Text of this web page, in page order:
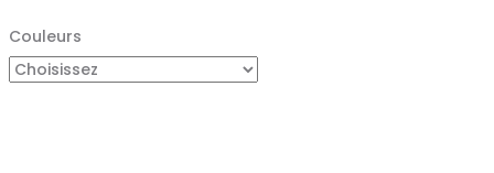
Couleurs